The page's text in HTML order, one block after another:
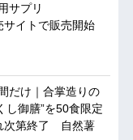
サプリ
サイトで販売開始
だけ｜合掌造りの
し御膳”を50食限定
次第終了 自然薯